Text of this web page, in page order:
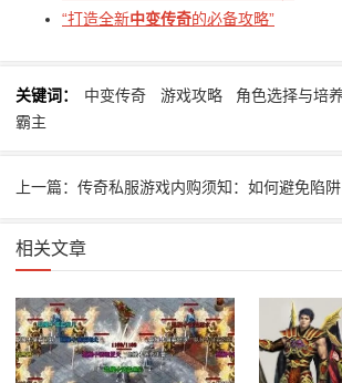
“打造全新中变传奇的必备攻略”
关键词： 中变传奇 游戏攻略 角色选择与培养
霸主
上一篇：传奇私服游戏内购须知：如何避免陷
相关文章